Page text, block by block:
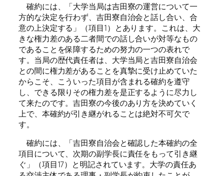
確約には、「大学当局は吉田寮の運営について一
方的な決定を行わず、吉田寮自治会と話し合い、合
意の上決定する」（項目1）とあります。これは、大
きな権力差のある二者間での話し合いが対等なもの
であることを保障するための努力の一つの表れで
す。当局の歴代責任者は、大学当局と吉田寮自治会
との間に権力差があることを真摯に受け止めていた
からこそ、こういった項目が含まれる確約を遵守
し、できる限りその権力差を是正するように尽力し
て来たのです。吉田寮の今後のあり方を決めていく
上で、本確約が引き継がれることは絶対不可欠で
す。
確約には、「吉田寮自治会と確認した本確約の全
項目について、次期の副学長に責任をもって引き継
ぐ」（項目17）と明記されています。大学の責任あ